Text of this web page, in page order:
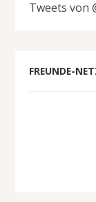
Tweets von
FREUNDE-